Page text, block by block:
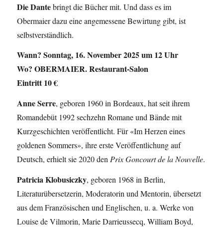
Die Dantebringt die Bücher mit. Und dass es im
Obermaier dazu eine angemessene Bewirtung gibt, ist
selbstverständlich.
Wann? Sonntag, 16. November 2025 um 12 Uhr
Wo? OBERMAIER. Restaurant-Salon
Eintritt 10 €
Anne Serre, geboren 1960 in Bordeaux, hat seit ihrem
Roman­debüt 1992 sechzehn Romane und Bände mit
Kurzgeschichten veröffentlicht. Für «Im Herzen eines
goldenen Sommers», ihre erste Veröffentlichung auf
Deutsch, erhielt sie 2020 den Prix Goncourt de la Nouvelle.
Patricia Klobusiczky, geboren 1968 in Berlin,
Literaturübersetzerin, Moderatorin und Mentorin, übersetzt
aus dem Französischen und Englischen, u. a. Werke von
Louise de ­Vilmorin, Marie Darrieussecq, William Boyd,